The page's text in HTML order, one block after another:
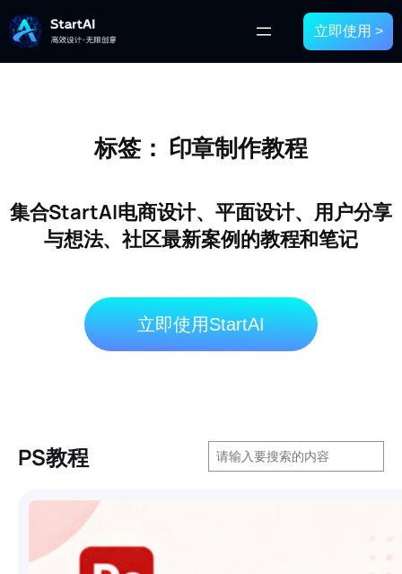
立即使用 >
标签： 印章制作教程
集合StartAI电商设计、平面设计、用户分享
与想法、社区最新案例的教程和笔记
立即使用StartAI
PS教程
搜
索